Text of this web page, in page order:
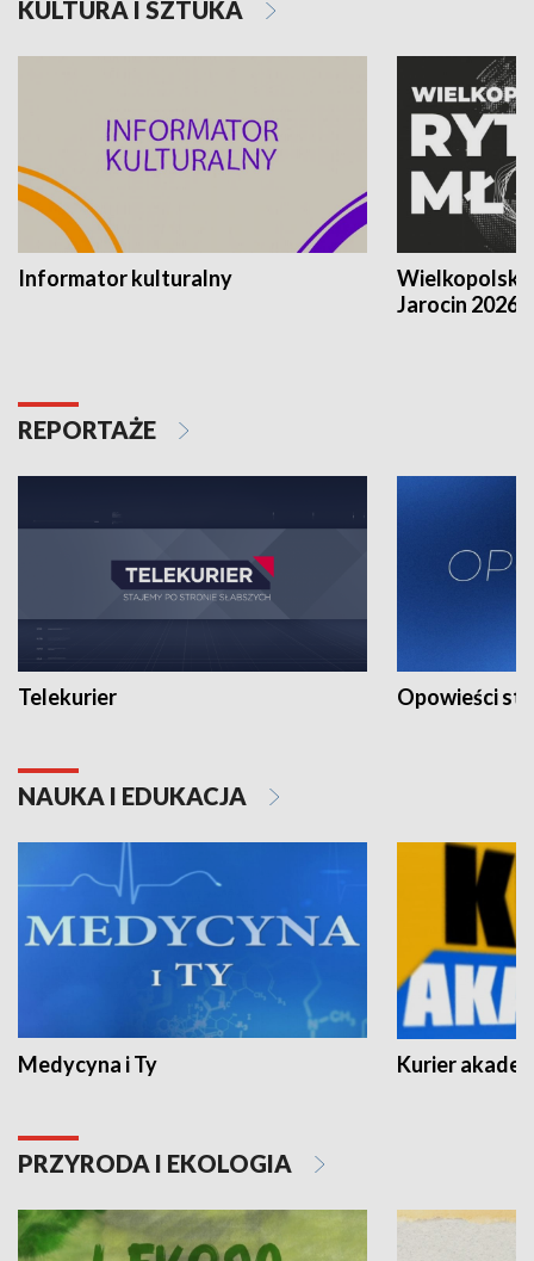
KULTURA I SZTUKA
Informator kulturalny
Jarocin 2026
REPORTAŻE
Telekurier Opowieści
NAUKA I EDUKACJA
Medycyna i Ty Kurier
PRZYRODA I EKOLOGIA